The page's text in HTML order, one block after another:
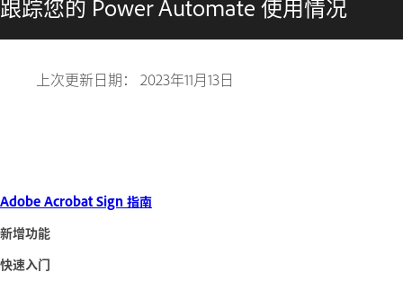
跟踪您的 Power Automate 使用情况
上次更新日期： 2023年11月13日
Adobe Acrobat Sign 指南
新增功能
快速入门